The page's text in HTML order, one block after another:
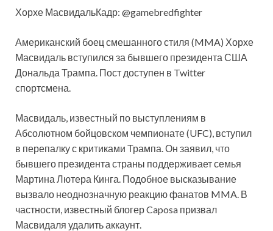
Хорхе МасвидальКадр: @gamebredfighter
Американский боец смешанного стиля (MMA) Хорхе
Масвидаль вступился за бывшего президента США
Дональда Трампа. Пост доступен в Twitter
спортсмена.
Масвидаль, известный по выступлениям в
Абсолютном бойцовском чемпионате (UFC), вступил
в перепалку с критиками Трампа. Он заявил, что
бывшего президента страны поддерживает семья
Мартина Лютера Кинга. Подобное высказывание
вызвало неоднозначную реакцию фанатов MMA. В
частности, известный блогер Caposa призвал
Масвидаля удалить аккаунт.